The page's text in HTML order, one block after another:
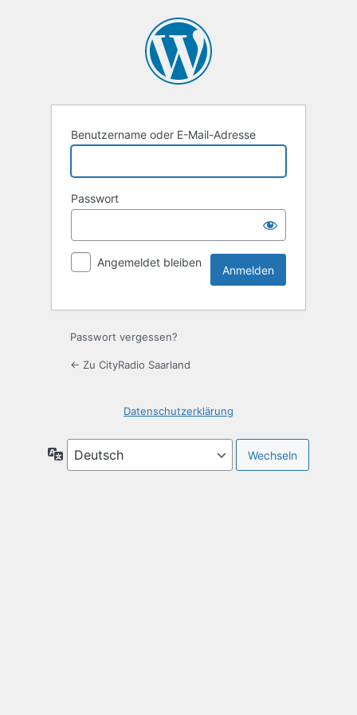
Benutzername oder E-Mail-Adresse
Passwort
Angemeldet bleiben
Passwort vergessen?
← Zu CityRadio Saarland
Datenschutzerklärung
Sprache